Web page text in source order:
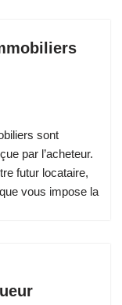
sont
par l’acheteur.
futur locataire,
vous impose la